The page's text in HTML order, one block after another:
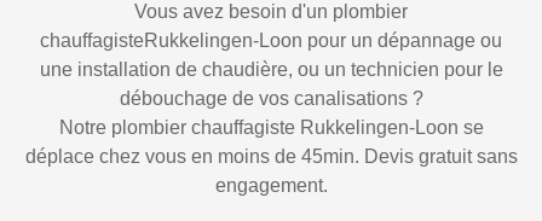
Vous avez besoin d'un plombier
chauffagisteRukkelingen-Loon pour un dépannage ou
une installation de chaudière, ou un technicien pour le
débouchage de vos canalisations ?
Notre plombier chauffagiste Rukkelingen-Loon se
déplace chez vous en moins de 45min. Devis gratuit sans
engagement.